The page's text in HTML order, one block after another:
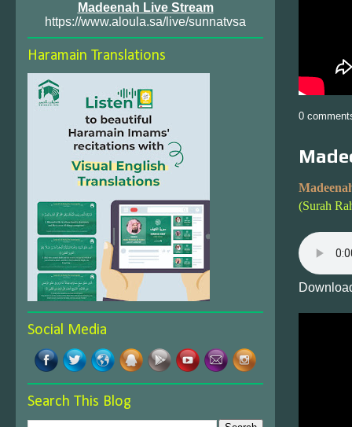
0
(Surah
Madeenah Live Stream
https://www.aloula.sa/live/sunnatvsa
Haramain Translations
Social Media
Search This Blog